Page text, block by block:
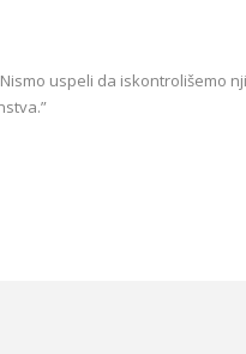
uspeli da iskontrolišemo